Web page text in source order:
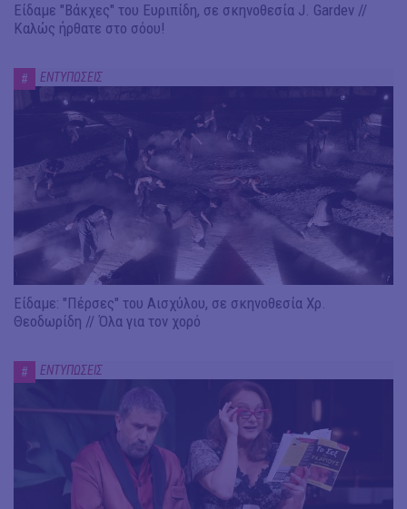
Είδαμε "Βάκχες" του Ευριπίδη, σε σκηνοθεσία J. Gardev //
Καλώς ήρθατε στο σόου!
# ΕΝΤΥΠΩΣΕΙΣ
Είδαμε: "Πέρσες" του Αισχύλου, σε σκηνοθεσία Χρ.
Θεοδωρίδη // Όλα για τον χορό
# ΕΝΤΥΠΩΣΕΙΣ